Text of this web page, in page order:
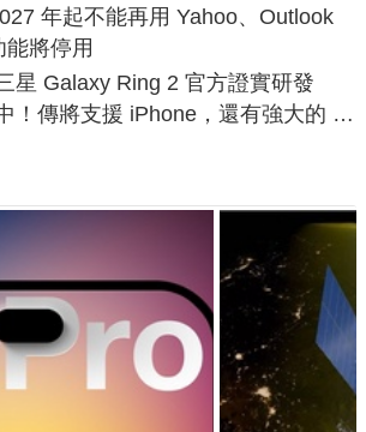
年起不能再用 Yahoo、Outlook
將停用
星 Galaxy Ring 2 官方證實研發
！傳將支援 iPhone，還有強大的 AI